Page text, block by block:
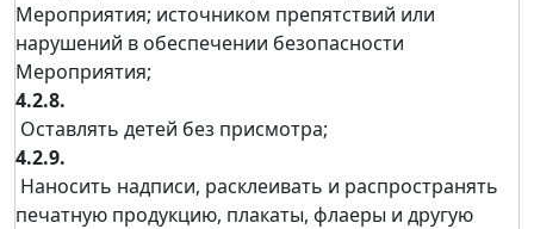
Мероприятия; источником препятствий или
нарушений в обеспечении безопасности
Мероприятия;
4.2.8.
Оставлять детей без присмотра;
4.2.9.
Наносить надписи, расклеивать и распространять
печатную продукцию, плакаты, флаеры и другую